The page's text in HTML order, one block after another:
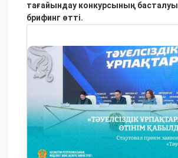
тағайындау конкурсының
брифинг өтті.